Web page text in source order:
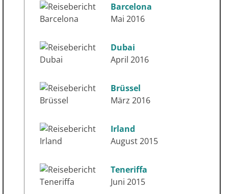
Barcelona
Mai 2016
Dubai
April 2016
Brüssel
März 2016
Irland
August 2015
Teneriffa
Juni 2015